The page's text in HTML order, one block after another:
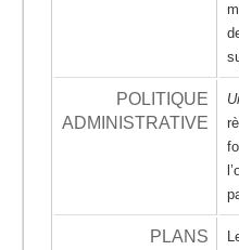
POLITIQUE
ADMINISTRATIVE
PLANS